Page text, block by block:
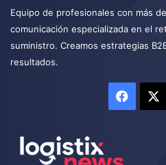
Equipo de profesionales con más
comunicación especializada en el
suministro. Creamos estrategias
resultados.